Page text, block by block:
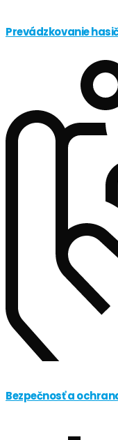
Prevádzkovanie
Bezpečnosť a